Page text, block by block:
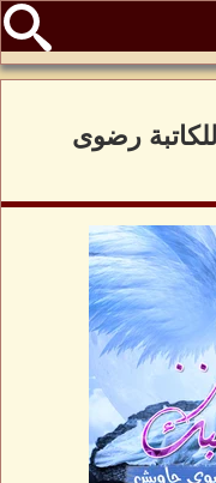
رضوى